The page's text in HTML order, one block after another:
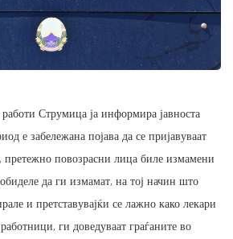
Струмица ја информира јавноста
е забележана појава да се пријавуваат
претежно повозрасни лица биле измамени
да ги измамат, на тој начин што
и претставувајќи се лажно како лекари
ги доведуваат граѓаните во